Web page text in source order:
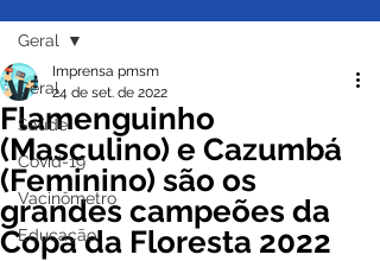
Geral
Saúde
Covid-19
Vacinômetro
Educação
Geral
Flamenguinho
(Masculino) e Cazumbá
(Feminino) são os
grandes campeões da
Copa da Floresta 2022
Imprensa pmsm
24 de set. de 2022